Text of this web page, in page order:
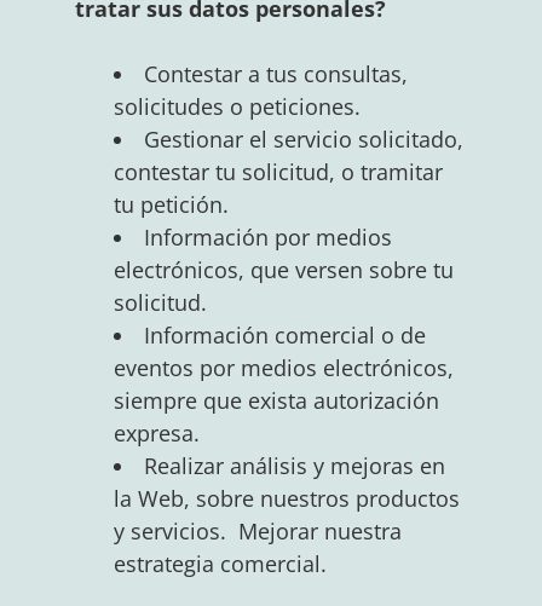
tratar sus datos personales?
Contestar a tus consultas,
solicitudes o peticiones.
Gestionar el servicio solicitado,
contestar tu solicitud, o tramitar
tu petición.
Información por medios
electrónicos, que versen sobre tu
solicitud.
Información comercial o de
eventos por medios electrónicos,
siempre que exista autorización
expresa.
Realizar análisis y mejoras en
la Web, sobre nuestros productos
y servicios. Mejorar nuestra
estrategia comercial.